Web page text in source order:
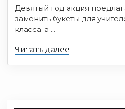
Девятый год акция
заменить букеты для
класса, а ...
Читать далее